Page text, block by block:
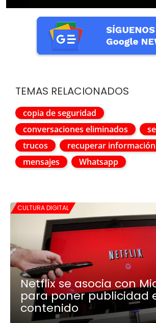
TEMAS RELACIONADOS
copia de seguridad
conversaciones eliminados
trucos
recuperar información
mensajes
Whatsapp
CULTURA DIGITAL
Netflix se asocia con
para poner publicidad
contenido